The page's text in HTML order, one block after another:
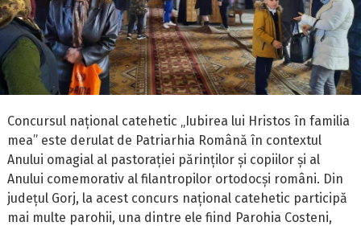
Concursul național catehetic „Iubirea lui Hristos în familia
mea” este derulat de Patriarhia Română în contextul
Anului omagial al pastorației părinților și copiilor și al
Anului comemorativ al filantropilor ortodocși români. Din
județul Gorj, la acest concurs național catehetic participă
mai multe parohii, una dintre ele fiind Parohia Costeni,